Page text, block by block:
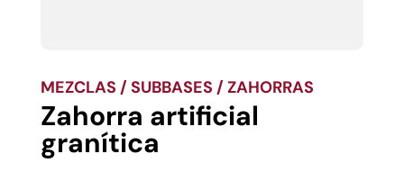
MEZCLAS / SUBBASES / ZAHORRAS
Zahorra artificial
granítica